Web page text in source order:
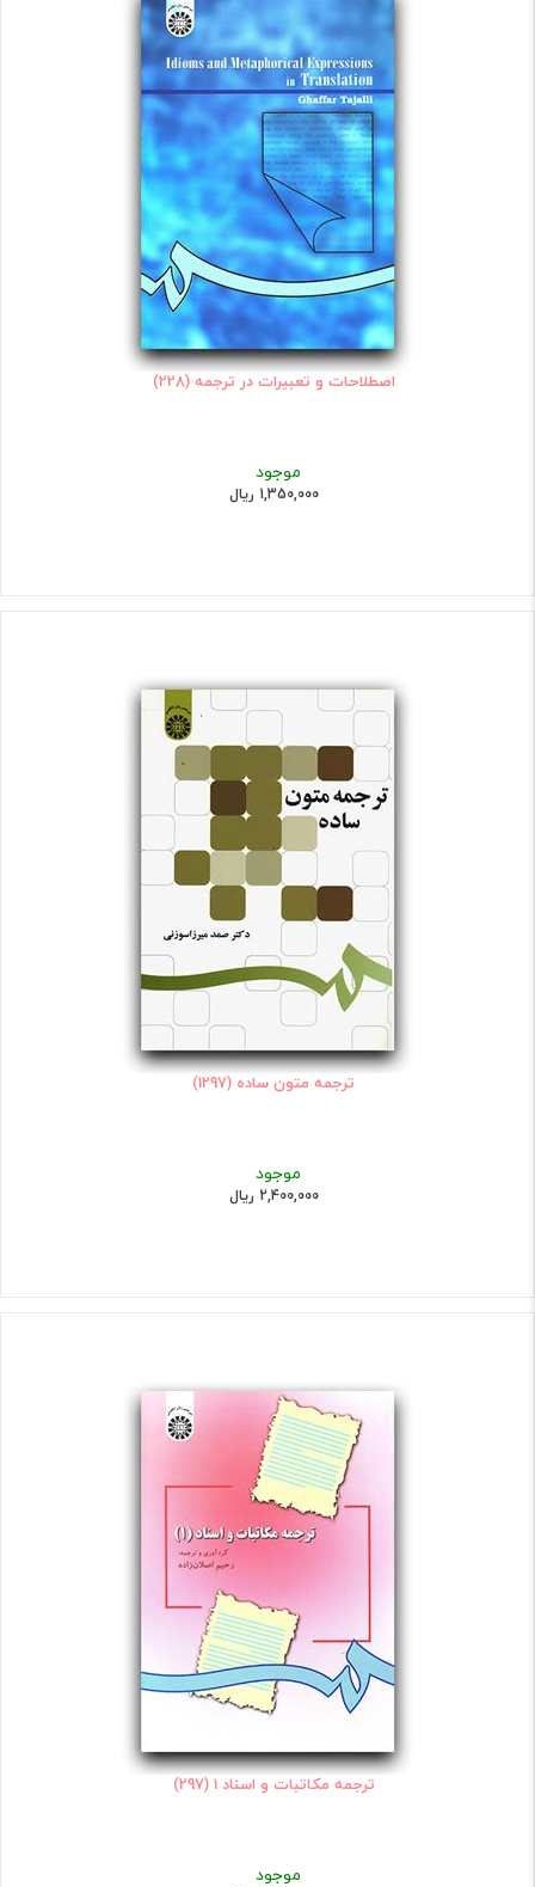
اصطلاحات و تعبیرات در ترجمه (228)
موجود
1,350,000 ریال
ترجمه متون ساده (1297)
موجود
2,400,000 ریال
ترجمه مکاتبات و اسناد 1 (297)
موجود